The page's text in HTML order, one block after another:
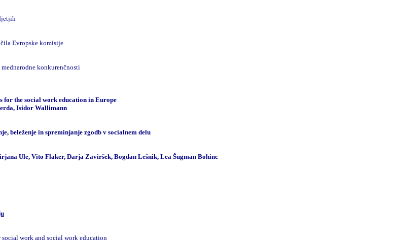
Evropske komisije
konkurenčnosti
for the social work education in Europe
Isidor Wallimann
beleženje in spreminjanje zgodb v socialnem delu
Ule, Vito Flaker, Darja Zaviršek, Bogdan Lešnik, Lea Šugman Bohinc
work and social work education